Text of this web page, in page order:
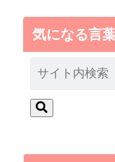
気になる言